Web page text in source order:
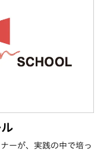
ーが、実践の中で培っ